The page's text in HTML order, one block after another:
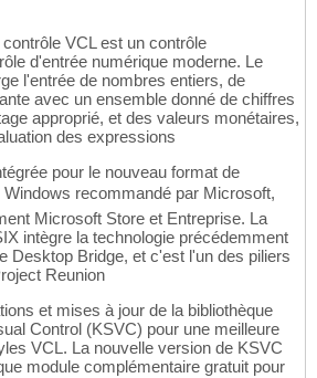
VCL est un contrôle
d'entrée numérique moderne. Le
l'entrée de nombres entiers, de
avec un ensemble donné de chiffres
approprié, et des valeurs monétaires,
des expressions
pour le nouveau format de
Windows recommandé par Microsoft,
Microsoft Store et Entreprise. La
intègre la technologie précédemment
Desktop Bridge, et c'est l'un des piliers
Reunion
et mises à jour de la bibliothèque
Control (KSVC) pour une meilleure
VCL. La nouvelle version de KSVC
module complémentaire gratuit pour